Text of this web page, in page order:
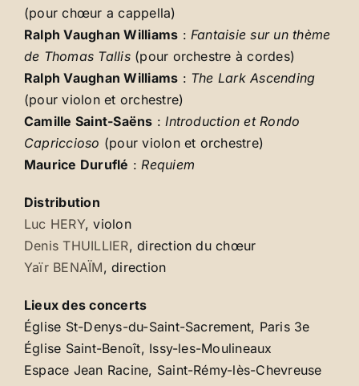
(pour chœur a cappella)
Ralph Vaughan Williams : Fantaisie sur un thème
de Thomas Tallis(pour orchestre à cordes)
Ralph Vaughan Williams : The Lark Ascending
(pour violon et orchestre)
Camille Saint-Saëns : Introduction et Rondo
Capriccioso (pour violon et orchestre)
Maurice Duruflé : Requiem
Distribution
Luc HERY, violon
Denis THUILLIER, direction du chœur
Yaïr BENAÏM, direction
Lieux des concerts
Église St-Denys-du-Saint-Sacrement, Paris 3e
Église Saint-Benoît, Issy-les-Moulineaux
Espace Jean Racine, Saint-Rémy-lès-Chevreuse